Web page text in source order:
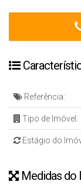
Referência:
Tipo de Imóvel:
Estágio do
Medidas do